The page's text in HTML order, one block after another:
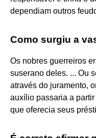
dependiam outros
Como surgiu a
Os nobres guerreiros
suserano deles. ... Ou
através do juramento,
auxílio passaria a
que oferecia seus